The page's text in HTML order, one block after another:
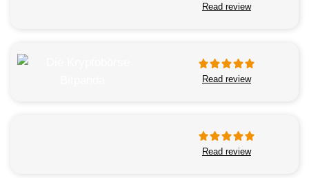
Read review
Read review
Read review